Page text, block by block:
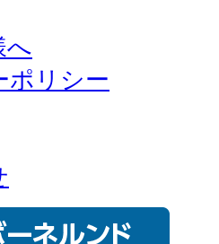
へ
ポリシー